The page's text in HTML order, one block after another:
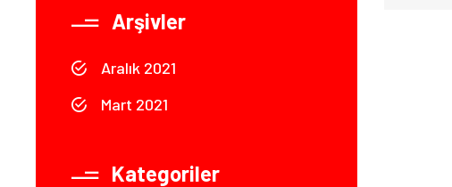
Arşivler
Aralık 2021
Mart 2021
Kategoriler